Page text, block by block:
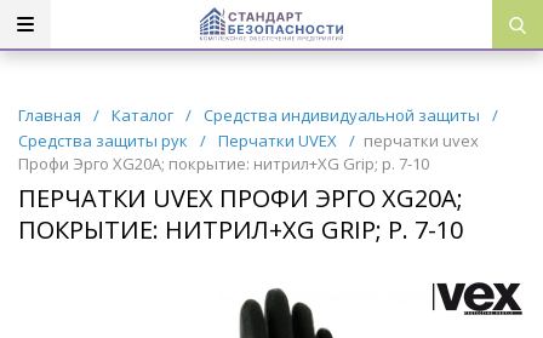
Главная / Каталог / Средства индивидуальной защиты
/
Средства защиты рук
/ Перчатки UVEX / перчатки uvex
Профи Эрго XG20A; покрытие: нитрил+XG Grip; р. 7-10
ПЕРЧАТКИ UVEX ПРОФИ ЭРГО XG20A;
ПОКРЫТИЕ: НИТРИЛ+XG GRIP; Р. 7-10